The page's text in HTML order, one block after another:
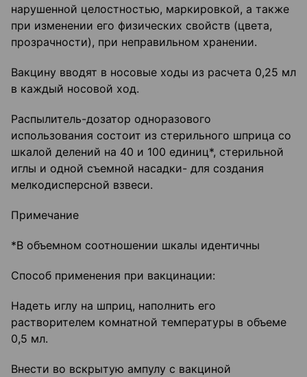
нарушенной целостностью, маркировкой, а также
при изменении его физических свойств (цвета,
прозрачности), при неправильном хранении.
Вакцину вводят в носовые ходы из расчета 0,25 мл
в каждый носовой ход.
Распылитель-дозатор одноразового
использования состоит из стерильного шприца со
шкалой делений на 40 и 100 единиц*, стерильной
иглы и одной съемной насадки- для создания
мелкодисперсной взвеси.
Примечание
*В объемном соотношении шкалы идентичны
Способ применения при вакцинации:
Надеть иглу на шприц, наполнить его
растворителем комнатной температуры в объеме
0,5 мл.
Внести во вскрытую ампулу с вакциной